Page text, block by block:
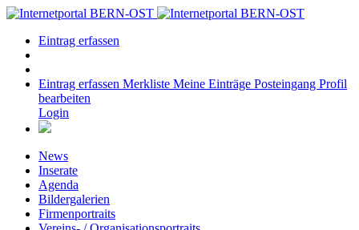
Eintrag erfassen
Eintrag erfassen Merkliste Meine Einträge Posteingang Profil
bearbeiten
Login
News
Inserate
Agenda
Bildergalerien
Firmenportraits